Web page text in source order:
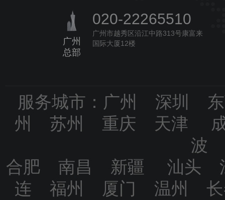
广州
总部
020-22265510
广州市越秀区沿江中路313号康富来
国际大厦12楼
服务城市：广州 深
州 苏州 重庆 天津
波
合肥 南昌 新疆 汕头
连 福州 厦门 温州